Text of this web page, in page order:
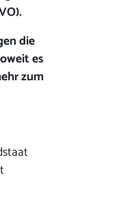
die
es
zum